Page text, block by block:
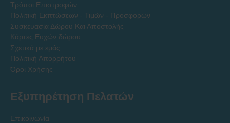
Τρόποι Επιστροφών
Πολιτική Εκπτώσεων - Τιμών - Προσφορών
Συσκευασία Δώρου Και Αποστολής
Κάρτες Ευχών δώρου
Σχετικά με εμάς
Πολιτική Απορρήτου
Όροι Χρήσης
Εξυπηρέτηση Πελατών
Επικοινωνία